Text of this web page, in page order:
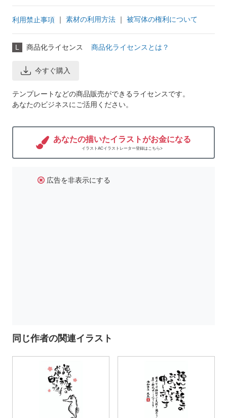
利用禁止事項 ｜ 素材の利用方法 ｜ 被写体の権利について
L 商品化ライセンス 商品化ライセンスとは？
今すぐ購入
テンプレートなどの商品販売ができるライセンスです。
あなたのビジネスにご活用ください。
あなたの描いたイラストがお金になる
イラストACイラストレーター登録はこちら>
広告を非表示にする
同じ作者の関連イラスト